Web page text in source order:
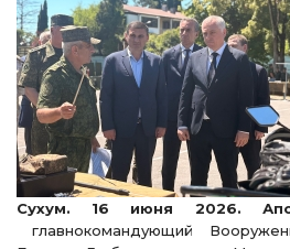
Сухум. 16 июня 2026.
главнокомандующий